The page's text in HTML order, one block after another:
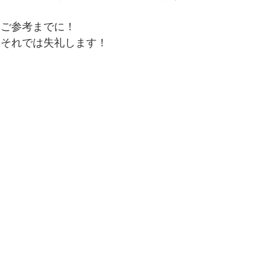
ご参考までに！
それでは失礼します！